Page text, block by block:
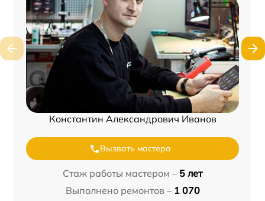
Константин Александрович Иванов
Вызвать мастера
Стаж работы мастером – 5 лет
Выполнено ремонтов – 1 070